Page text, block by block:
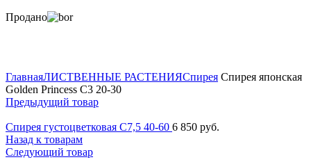
Продано
ГлавнаяЛИСТВЕННЫЕ РАСТЕНИЯСпирея Спирея японская
Golden Princess C3 20-30
Предыдущий товар
Спирея густоцветковая C7,5 40-60 6 850 руб.
Назад к товарам
Следующий товар